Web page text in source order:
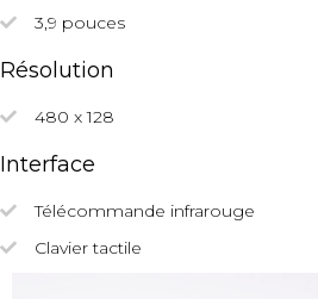
3,9 pouces
Résolution
480 x 128
Interface
Télécommande infrarouge
Clavier tactile